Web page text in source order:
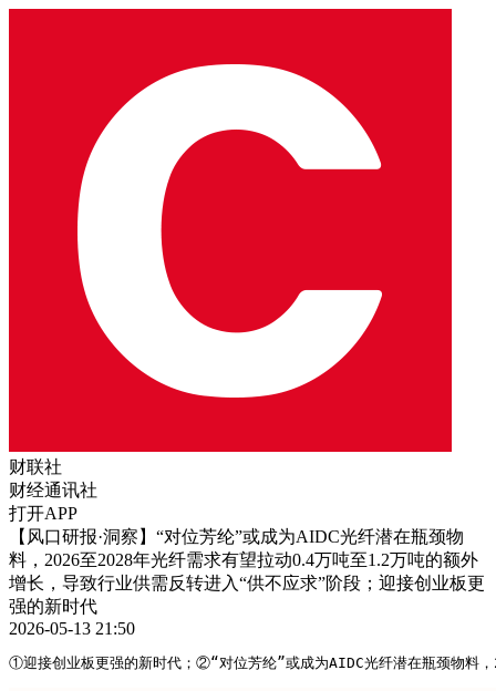
财联社
财经通讯社
打开APP
【风口研报·洞察】“对位芳纶”或成为AIDC光纤潜在瓶颈物
料，2026至2028年光纤需求有望拉动0.4万吨至1.2万吨的额外
增长，导致行业供需反转进入“供不应求”阶段；迎接创业板更
强的新时代
2026-05-13 21:50
①迎接创业板更强的新时代；②“对位芳纶”或成为AIDC光纤潜在瓶颈物料